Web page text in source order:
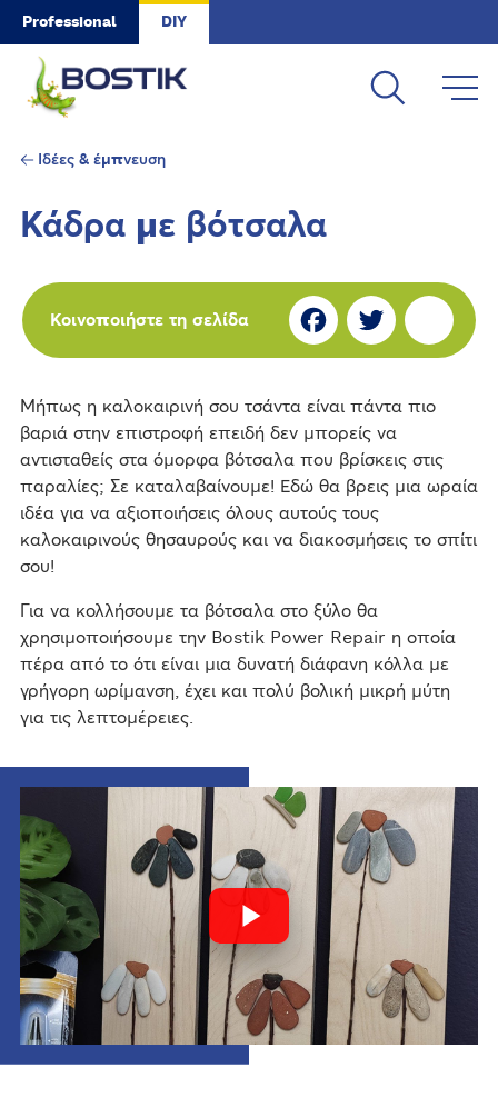
Skip to main content
Professional DIY
Ιδέες & έμπνευση
Κάδρα με βότσαλα
Κοινοποιήστε τη σελίδα
Fa
bo
ok
Tw
Μήπως η καλοκαιρινή σου τσάντα είναι πάντα πιο
βαριά στην επιστροφή επειδή δεν μπορείς να
αντισταθείς στα όμορφα βότσαλα που βρίσκεις στις
παραλίες; Σε καταλαβαίνουμε! Εδώ θα βρεις μια ωραία
ιδέα για να αξιοποιήσεις όλους αυτούς τους
καλοκαιρινούς θησαυρούς και να διακοσμήσεις το σπίτι
σου!
Για να κολλήσουμε τα βότσαλα στο ξύλο θα
χρησιμοποιήσουμε την Bostik Power Repair η οποία
πέρα από το ότι είναι μια δυνατή διάφανη κόλλα με
γρήγορη ωρίμανση, έχει και πολύ βολική μικρή μύτη
για τις λεπτομέρειες.